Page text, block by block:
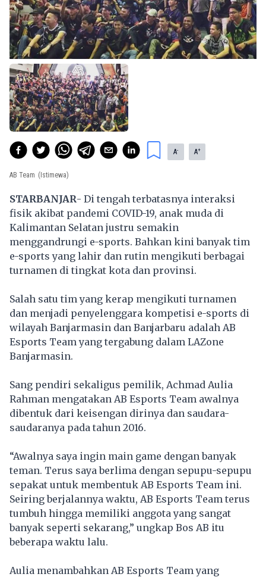
A- A+
AB Team (Istimewa)
STARBANJAR- Di tengah terbatasnya interaksi
fisik akibat pandemi COVID-19, anak muda di
Kalimantan Selatan justru semakin
menggandrungi e-sports. Bahkan kini banyak tim
e-sports yang lahir dan rutin mengikuti berbagai
turnamen di tingkat kota dan provinsi.
Salah satu tim yang kerap mengikuti turnamen
dan menjadi penyelenggara kompetisi e-sports di
wilayah Banjarmasin dan Banjarbaru adalah AB
Esports Team yang tergabung dalam LAZone
Banjarmasin.
Sang pendiri sekaligus pemilik, Achmad Aulia
Rahman mengatakan AB Esports Team awalnya
dibentuk dari keisengan dirinya dan saudara-
saudaranya pada tahun 2016.
“Awalnya saya ingin main game dengan banyak
teman. Terus saya berlima dengan sepupu-sepupu
sepakat untuk membentuk AB Esports Team ini.
Seiring berjalannya waktu, AB Esports Team terus
tumbuh hingga memiliki anggota yang sangat
banyak seperti sekarang,” ungkap Bos AB itu
beberapa waktu lalu.
Aulia menambahkan AB Esports Team yang